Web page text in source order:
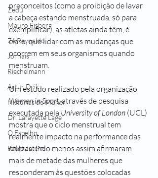
Zedu
Mauro Fisberg
Zé Reynaldo
Jornais
Riechelmann
Artur Dzik
Histórias de Muher
Dr. Lafayette Lage
O Espelho
Paulo Jatene
preconceitos (como a proibição de lavar
a cabeça estando menstruada, só para
exemplificar), as atletas ainda têm, é
claro, que lidar com as mudanças que
ocorrem em seus organismos quando
menstruam.
Um estudo realizado pela organização
Women in Sport, através de pesquisa
executada pela University of London (UCL)
mostra que o ciclo menstrual tem
realmente impacto na performance das
atletas. Pelo menos assim afirmaram
mais de metade das mulheres que
responderam às questões colocadas